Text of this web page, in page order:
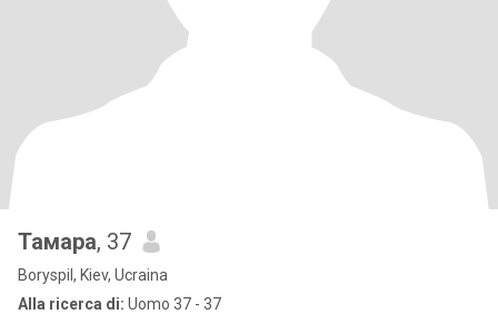
Тамара, 37
Boryspil, Kiev, Ucraina
Alla ricerca di: Uomo 37 - 37